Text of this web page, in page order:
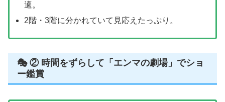
適。
2階・3階に分かれていて見応えたっぷり。
🎭 ② 時間をずらして「エンマの劇場」でショ
ー鑑賞